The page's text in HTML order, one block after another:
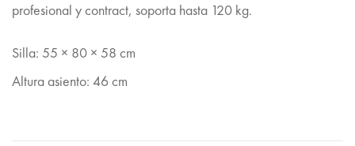
profesional y contract, soporta hasta 120 kg.
Silla: 55 × 80 × 58 cm
Altura asiento: 46 cm